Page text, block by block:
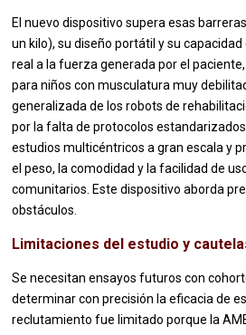
El nuevo dispositivo supera esas
un kilo), su diseño portátil y su
real a la fuerza generada por el
para niños con musculatura muy
generalizada de los robots de
por la falta de protocolos
estudios multicéntricos a gran escala y
el peso, la comodidad y la facilidad de
comunitarios. Este dispositivo aborda
obstáculos.
Limitaciones del estudio y
Se necesitan ensayos futuros con
determinar con precisión la eficacia de
reclutamiento fue limitado porque la